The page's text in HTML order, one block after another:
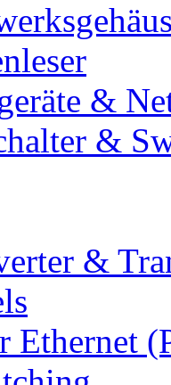
&
&
&
Ethernet